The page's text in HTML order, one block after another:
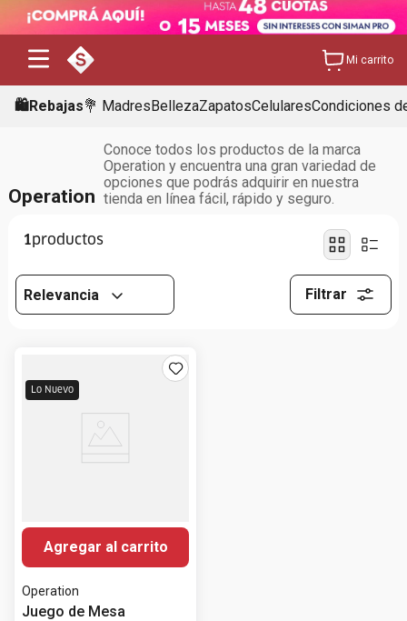
Mi carrito
🛍️Rebajas💐 MadresBellezaZapatosCelularesCondiciones
Operation
Conoce todos los productos de la marca
Operation y encuentra una gran variedad de
opciones que podrás adquirir en nuestra
tienda en línea fácil, rápido y seguro.
1
Relevancia Filtrar
Lo Nuevo
Agregar al carrito
Operation
Juego de Mesa